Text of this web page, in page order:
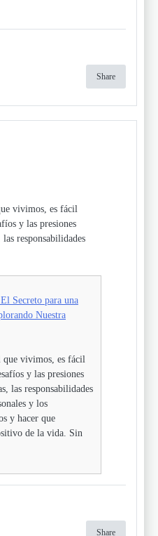
Share
vivimos, es fácil
y las presiones
responsabilidades
Secreto para una
Nuestra
que vivimos, es fácil
y las presiones
las responsabilidades
y los
y hacer que
de la vida. Sin
Share